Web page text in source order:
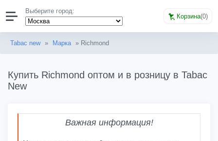
Выберите город:
Корзина(0)
Tabac new » Марка » Richmond
Купить Richmond оптом и в розницу в Tabac
New
Важная информация!